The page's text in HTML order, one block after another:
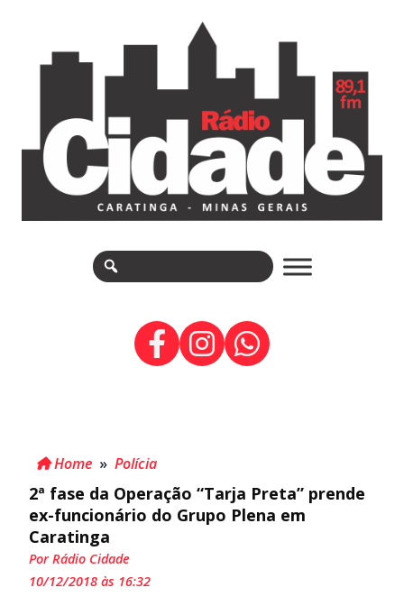
Home » Polícia
2ª fase da Operação “Tarja Preta” prende
ex-funcionário do Grupo Plena em
Caratinga
Por Rádio Cidade
10/12/2018 às 16:32